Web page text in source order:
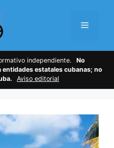
Menu
independiente.
No
estatales cubanas; no
Aviso editorial